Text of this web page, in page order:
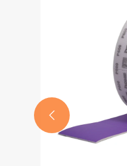
